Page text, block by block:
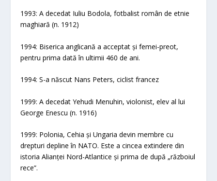
1993: A decedat Iuliu Bodola, fotbalist român de etnie
maghiară (n. 1912)
1994: Biserica anglicană a acceptat și femei-preot,
pentru prima dată în ultimii 460 de ani.
1994: S-a născut Nans Peters, ciclist francez
1999: A decedat Yehudi Menuhin, violonist, elev al lui
George Enescu (n. 1916)
1999: Polonia, Cehia și Ungaria devin membre cu
drepturi depline în NATO. Este a cincea extindere din
istoria Alianței Nord-Atlantice și prima de după „războiul
rece”.